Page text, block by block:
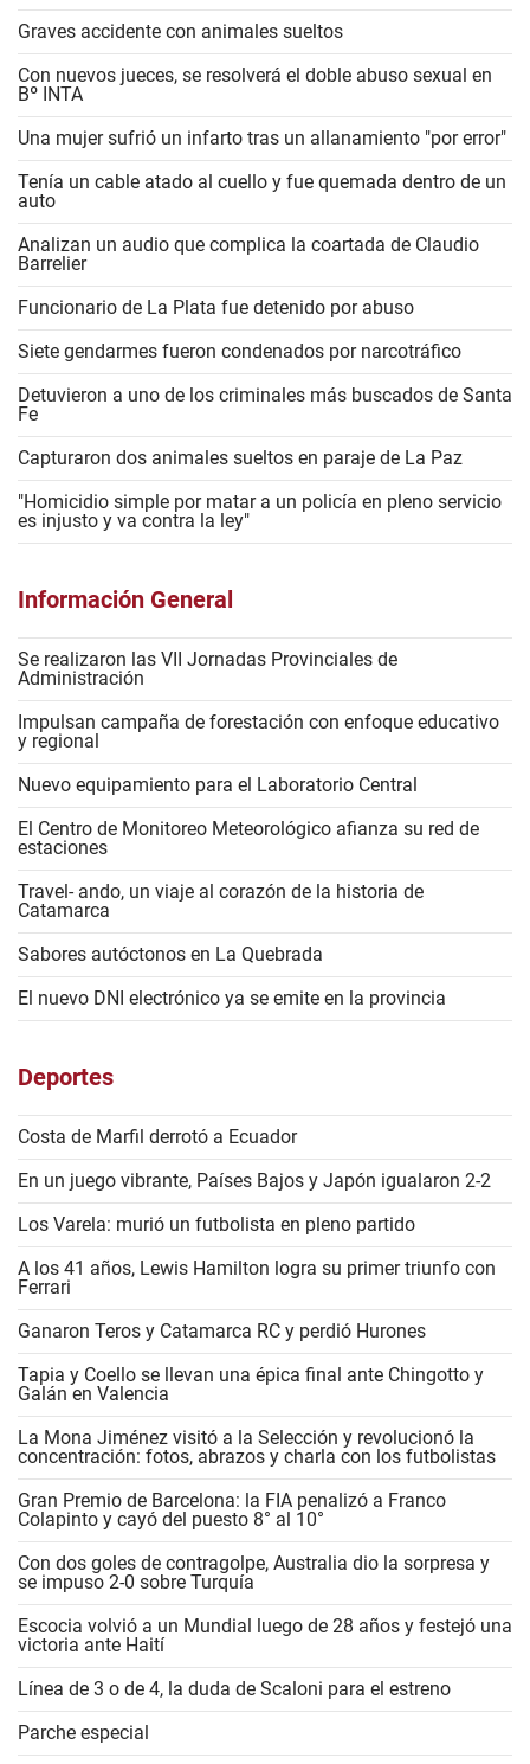
Graves accidente con animales sueltos
Con nuevos jueces, se resolverá el doble abuso sexual en
Bº INTA
Una mujer sufrió un infarto tras un allanamiento "por error"
Tenía un cable atado al cuello y fue quemada dentro de un
auto
Analizan un audio que complica la coartada de Claudio
Barrelier
Funcionario de La Plata fue detenido por abuso
Siete gendarmes fueron condenados por narcotráfico
Detuvieron a uno de los criminales más buscados de Santa
Fe
Capturaron dos animales sueltos en paraje de La Paz
"Homicidio simple por matar a un policía en pleno servicio
es injusto y va contra la ley"
Información General
Se realizaron las VII Jornadas Provinciales de
Administración
Impulsan campaña de forestación con enfoque educativo
y regional
Nuevo equipamiento para el Laboratorio Central
El Centro de Monitoreo Meteorológico afianza su red de
estaciones
Travel- ando, un viaje al corazón de la historia de
Catamarca
Sabores autóctonos en La Quebrada
El nuevo DNI electrónico ya se emite en la provincia
Deportes
Costa de Marfil derrotó a Ecuador
En un juego vibrante, Países Bajos y Japón igualaron 2-2
Los Varela: murió un futbolista en pleno partido
A los 41 años, Lewis Hamilton logra su primer triunfo con
Ferrari
Ganaron Teros y Catamarca RC y perdió Hurones
Tapia y Coello se llevan una épica final ante Chingotto y
Galán en Valencia
La Mona Jiménez visitó a la Selección y revolucionó la
concentración: fotos, abrazos y charla con los futbolistas
Gran Premio de Barcelona: la FIA penalizó a Franco
Colapinto y cayó del puesto 8° al 10°
Con dos goles de contragolpe, Australia dio la sorpresa y
se impuso 2-0 sobre Turquía
Escocia volvió a un Mundial luego de 28 años y festejó una
victoria ante Haití
Línea de 3 o de 4, la duda de Scaloni para el estreno
Parche especial